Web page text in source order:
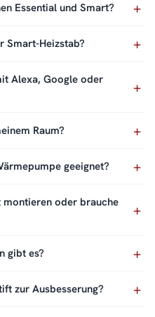
Essential und Smart?
Smart-Heizstab?
Alexa, Google oder
Raum?
geeignet?
montieren oder brauche
gibt es?
zur Ausbesserung?